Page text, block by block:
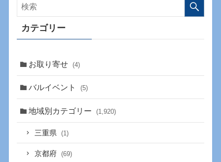
カテゴリー
お取り寄せ (4)
バルイベント (5)
地域別カテゴリー (1,920)
三重県 (1)
京都府 (69)